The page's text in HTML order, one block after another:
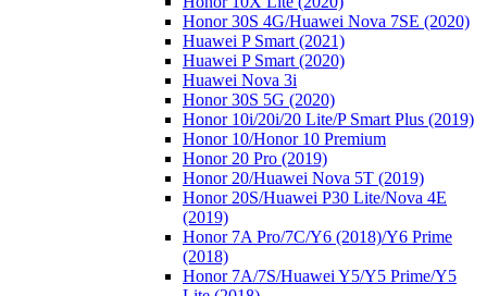
Honor 30S 4G/Huawei Nova 7SE (2020)
Huawei P Smart (2021)
Huawei P Smart (2020)
Huawei Nova 3i
Honor 30S 5G (2020)
Honor 10i/20i/20 Lite/P Smart Plus (2019)
Honor 10/Honor 10 Premium
Honor 20 Pro (2019)
Honor 20/Huawei Nova 5T (2019)
Honor 20S/Huawei P30 Lite/Nova 4E
(2019)
Honor 7A Pro/7C/Y6 (2018)/Y6 Prime
(2018)
Honor 7A/7S/Huawei Y5/Y5 Prime/Y5